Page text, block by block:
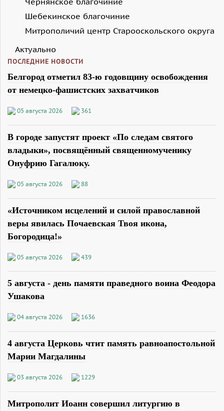
Шебекинское благочиние
Митрополичий центр Старооскольского округа
Актуально
ПОСЛЕДНИЕ НОВОСТИ
Белгород отметил 83-ю годовщину освобождения
от немецко-фашистских захватчиков
05 августа 2026 361
В городе запустят проект «По следам святого
владыки», посвящённый священномученику
Онуфрию Гагалюку.
05 августа 2026 88
«Источником исцелений и силой православной
веры явилась Почаевская Твоя икона,
Богородица!»
05 августа 2026 439
5 августа - день памяти праведного воина Феодора
Ушакова
04 августа 2026 1636
4 августа Церковь чтит память равноапостольной
Марии Магдалины
03 августа 2026 1229
Митрополит Иоанн совершил литургию в